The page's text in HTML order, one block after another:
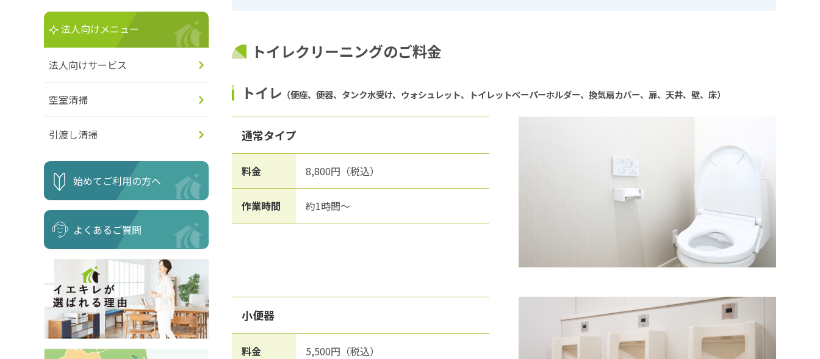
トイレクリーニングのご料金
トイレ （便座、便器、タンク水受け、ウォシュレット、トイレットペーパーホルダー、換気扇カバー、扉、天井、壁、床）
通常タイプ
料金 8,800円（税込）
作業時間 約1時間～
小便器
料金 5,500円（税込）
法人向けメニュー
法人向けサービス
空室清掃
引渡し清掃
始めてご利用の方へ
よくあるご質問